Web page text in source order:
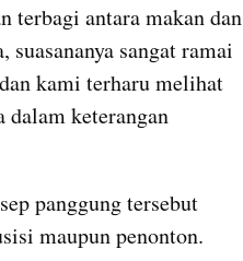
terbagi antara makan dan
sangat ramai
kami terharu melihat
keterangan
panggung tersebut
maupun penonton.